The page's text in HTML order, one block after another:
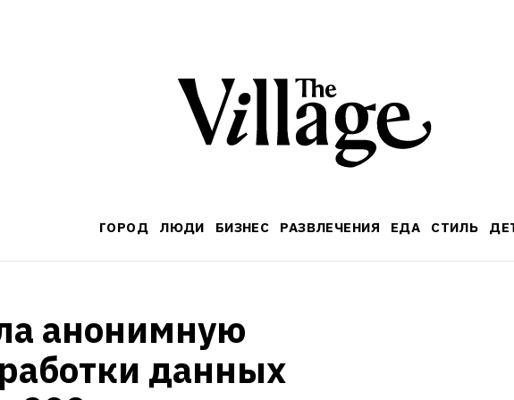
ГОРОД ЛЮДИ БИЗНЕС РАЗВЛЕЧЕНИЯ ЕДА СТИЛЬ
анонимную
данных